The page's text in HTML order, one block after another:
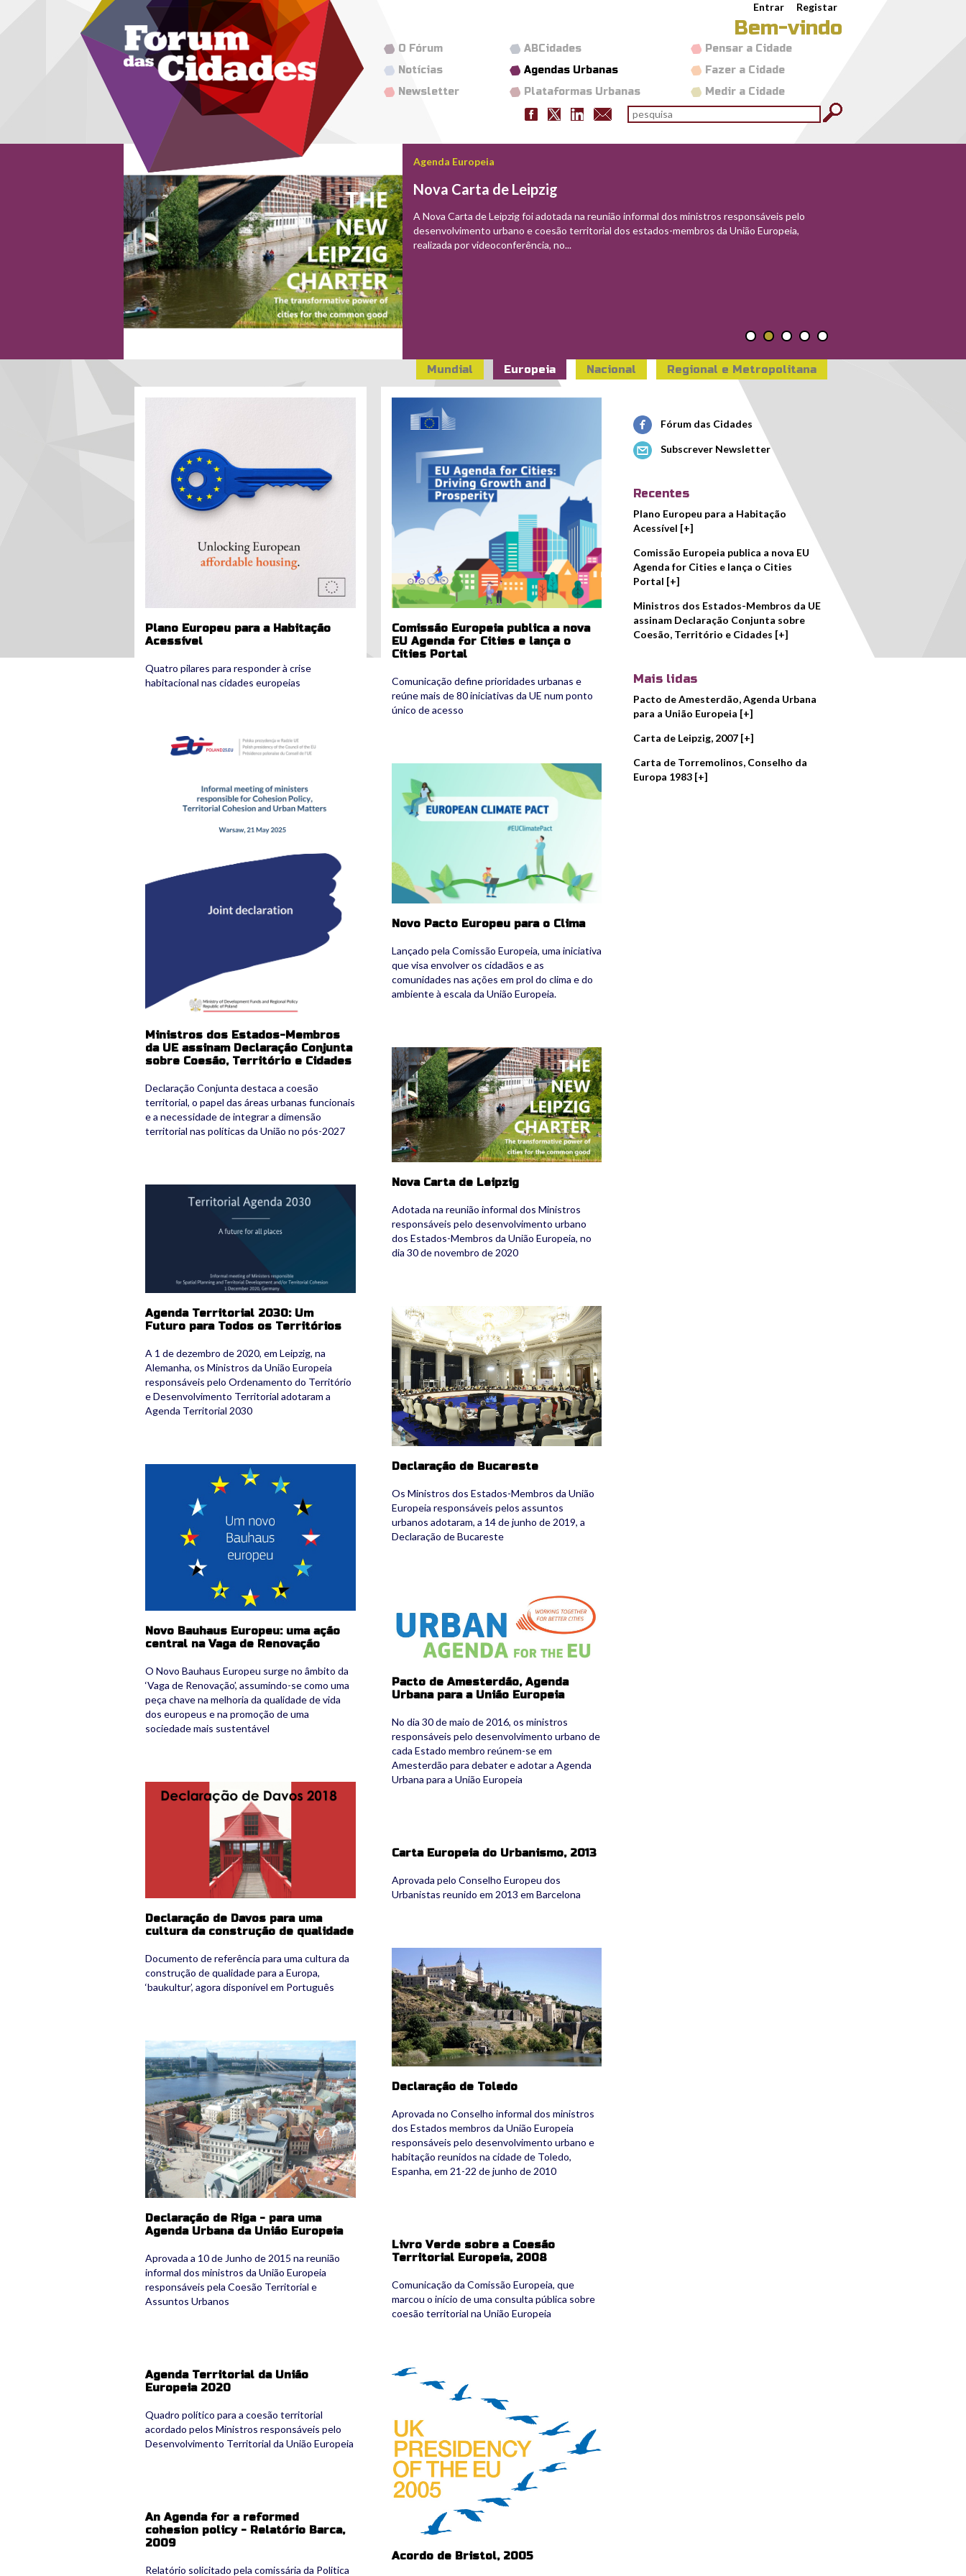
Passar para o conteúdo principalMenu secundário Entrar Registar
Bem-vindo
Pensar a Cidade
Fazer a Cidade
Medir a Cidade
ABCidades
Agendas Urbanas
Plataformas Urbanas
O Fórum
Notícias
Newsletter
Formulário de pesquisa
pesquisar
Agenda Europeia
Nova Carta de Leipzig
A Nova Carta de Leipzig foi adotada na reunião informal dos ministros responsáveis pelo
desenvolvimento urbano e coesão territorial dos estados-membros da União Europeia,
realizada por videoconferência, no...
Mundial Europeia Nacional Regional e Metropolitana
Plano Europeu para a Habitação
Acessível
Quatro pilares para responder à crise
habitacional nas cidades europeias
joint-declaration.png
Ministros dos Estados-Membros
da UE assinam Declaração Conjunta
sobre Coesão, Território e Cidades
Declaração Conjunta destaca a coesão
territorial, o papel das áreas urbanas funcionais
e a necessidade de integrar a dimensão
territorial nas políticas da União no pós-2027
Agenda Territorial 2030: Um
Futuro para Todos os Territórios
A 1 de dezembro de 2020, em Leipzig, na
Alemanha, os Ministros da União Europeia
responsáveis ​​pelo Ordenamento do Território
e Desenvolvimento Territorial adotaram a
Agenda Territorial 2030
Novo Bauhaus Europeu: uma ação
central na Vaga de Renovação
O Novo Bauhaus Europeu surge no âmbito da
‘Vaga de Renovação’, assumindo-se como uma
peça chave na melhoria da qualidade de vida
dos europeus e na promoção de uma
sociedade mais sustentável
declaracao-de-davos2.jpg
Declaração de Davos para uma
cultura da construção de qualidade
Documento de referência para uma cultura da
construção de qualidade para a Europa,
‘baukultur’, agora disponível em Português
riga-1288630_1280.jpg
Declaração de Riga - para uma
Agenda Urbana da União Europeia
Aprovada a 10 de Junho de 2015 na reunião
informal dos ministros da União Europeia
responsáveis pela Coesão Territorial e
Assuntos Urbanos
Agenda Territorial da União
Europeia 2020
Quadro político para a coesão territorial
acordado pelos Ministros responsáveis pelo
Desenvolvimento Territorial da União Europeia
An Agenda for a reformed
cohesion policy - Relatório Barca,
2009
Relatório solicitado pela comissária da Politica
Comissão Europeia publica a nova
EU Agenda for Cities e lança o
Cities Portal
Comunicação define prioridades urbanas e
reúne mais de 80 iniciativas da UE num ponto
único de acesso
Novo Pacto Europeu para o Clima
Lançado pela Comissão Europeia, uma iniciativa
que visa envolver os cidadãos e as
comunidades nas ações em prol do clima e do
ambiente à escala da União Europeia.
nlc.jpg
Nova Carta de Leipzig
Adotada na reunião informal dos Ministros
responsáveis pelo desenvolvimento urbano
dos Estados-Membros da União Europeia, no
dia 30 de novembro de 2020
bucareste-.jpg
Declaração de Bucareste
Os Ministros dos Estados-Membros da União
Europeia responsáveis pelos assuntos
urbanos adotaram, a 14 de junho de 2019, a
Declaração de Bucareste
Pacto de Amesterdão, Agenda
Urbana para a União Europeia
No dia 30 de maio de 2016, os ministros
responsáveis pelo desenvolvimento urbano de
cada Estado membro reúnem-se em
Amesterdão para debater e adotar a Agenda
Urbana para a União Europeia
Carta Europeia do Urbanismo, 2013
Aprovada pelo Conselho Europeu dos
Urbanistas reunido em 2013 em Barcelona
toledo6.jpg
Declaração de Toledo
Aprovada no Conselho informal dos ministros
dos Estados membros da União Europeia
responsáveis pelo desenvolvimento urbano e
habitação reunidos na cidade de Toledo,
Espanha, em 21-22 de junho de 2010
Livro Verde sobre a Coesão
Territorial Europeia, 2008
Comunicação da Comissão Europeia, que
marcou o início de uma consulta pública sobre
coesão territorial na União Europeia
ukeu2005_logo.jpg
Acordo de Bristol, 2005
Fórum das Cidades
Subscrever Newsletter
Recentes
Plano Europeu para a Habitação
Acessível [+]
Comissão Europeia publica a nova EU
Agenda for Cities e lança o Cities
Portal [+]
Ministros dos Estados-Membros da UE
assinam Declaração Conjunta sobre
Coesão, Território e Cidades [+]
Mais lidas
Pacto de Amesterdão, Agenda Urbana
para a União Europeia [+]
Carta de Leipzig, 2007 [+]
Carta de Torremolinos, Conselho da
Europa 1983 [+]